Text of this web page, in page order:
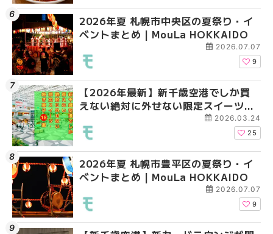
2026年夏 札幌市中央区の夏祭り・イ
ベントまとめ | MouLa HOKKAIDO
2026.07.07
9
【2026年最新】新千歳空港でしか買
えない絶対に外せない限定スイーツ・
焼き菓子18選 | MouLa HOKKAIDO
2026.03.24
25
2026年夏 札幌市豊平区の夏祭り・イ
ベントまとめ | MouLa HOKKAIDO
2026.07.07
9
2026年夏 札幌市南区
ントまとめ | MouLa
2026年夏 札幌市清田
ベントまとめ |
2026年夏 札幌市豊平
ベントまとめ |
2026年夏 札幌市清田
ベントまとめ |
札幌の麻辣湯（マーラ
め専門店6選！本場の
新店まで徹底比較 |
【2026年最新】新千
えない絶対に外せない
焼き菓子18選 |